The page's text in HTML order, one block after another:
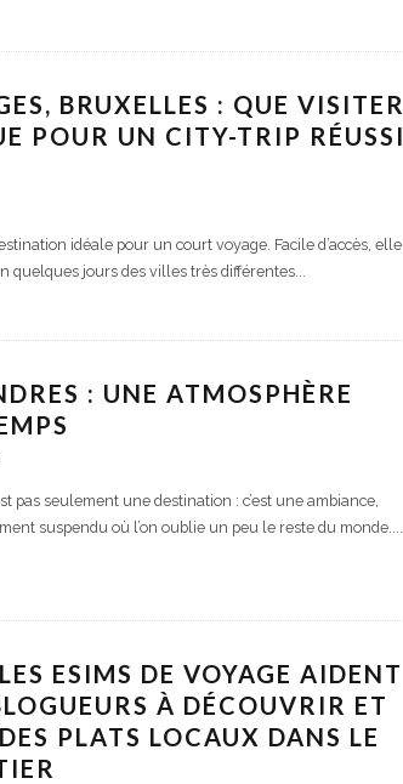
BRUXELLES : QUE VISITER
POUR UN CITY-TRIP RÉUSSI
idéale pour un court voyage. Facile d’accès, elle
quelques jours des villes très différentes...
: UNE ATMOSPHÈRE
pas seulement une destination : c’est une ambiance,
suspendu où l’on oublie un peu le reste du monde....
ESIMS DE VOYAGE AIDENT
À DÉCOUVRIR ET
PLATS LOCAUX DANS LE